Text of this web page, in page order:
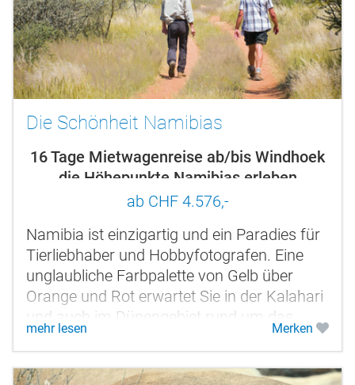
Die Schönheit Namibias
16 Tage Mietwagenreise ab/bis Windhoek
die Höhepunkte Namibias erleben
ab CHF 4.576,-
Namibia ist einzigartig und ein Paradies für
Tierliebhaber und Hobbyfotografen. Eine
unglaubliche Farbpalette von Gelb über
Orange und Rot erwartet Sie in der Kalahari
und auch im Dünengebiet rund um das
Sossusvlei. Und im Gegensatz dazu...
mehr lesen Merken